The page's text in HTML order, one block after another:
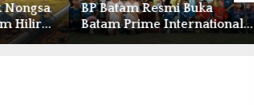
Nongsa
Hilir
Suplai
BP Batam Resmi Buka
Batam Prime International